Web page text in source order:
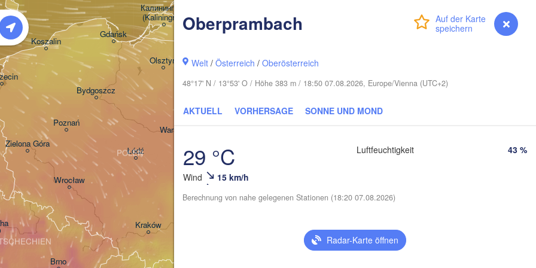
Anmelden myVentusky Vorhersage
Oberprambach
Welt /Österreich /Oberösterreich
48°17' N / 13°53' O / Höhe 383 m / 18:50 07.08.2026, Europe/Vienna (UTC+2)
AKTUELL VORHERSAGE SONNE UND MOND
29 °C
Wind 15 km/h
Luftfeuchtigkeit 43 %
Berechnung von nahe gelegenen Stationen (18:20 07.08.2026)
Radar-Karte öffnen
Warszawa
Kraków
Łódź
Wrocław
Poznań
Olsztyn
Koszalin
Zielona Góra
Gdańsk
Brno
Калининград
(Kaliningrad)
Bydgoszcz
POLEN
Vilnius
Бабруйск
(Babrujsk)
Баранавічы
(Baranavičy)
Хмельницький
(Khmelnytskyi)
(Rivne)
(Salihorsk)
(Hrodna)
Вінниця
(Smolensk)
Lublin
BELARUS